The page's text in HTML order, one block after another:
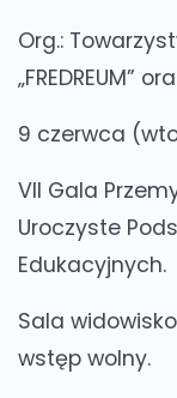
Org.:
„FREDREUM”
9 czerwca
VII Gala
Uroczyste
Edukacyjnych.
Sala
wstęp wolny.